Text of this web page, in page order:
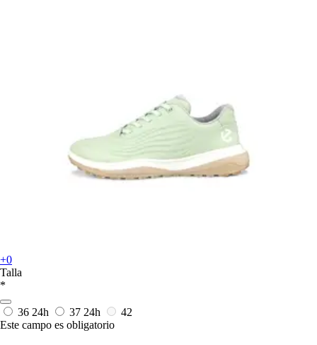
+0
Talla
*
36 24h 37 24h
42
Este campo es obligatorio